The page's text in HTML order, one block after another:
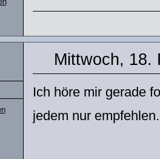
Mittwoch, 18.
Ich höre mir gerade
jedem nur